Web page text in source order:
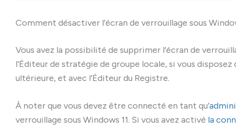
Comment désactiver l’écran de verrouillage sous
Vous avez la possibilité de supprimer l’écran de
l’Éditeur de stratégie de groupe locale, si vous
ultérieure, et avec l’Éditeur du Registre.
À noter que vous devez être connecté en tant qu’
verrouillage sous Windows 11. Si vous avez activé la